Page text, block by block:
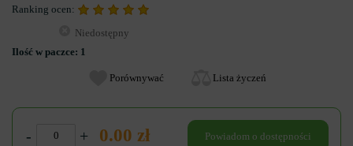
Ranking ocen:
Niedostępny
Ilość w paczce: 1
Porównywać Lista życzeń
- + 0.00 zł Powiadom o dostępności